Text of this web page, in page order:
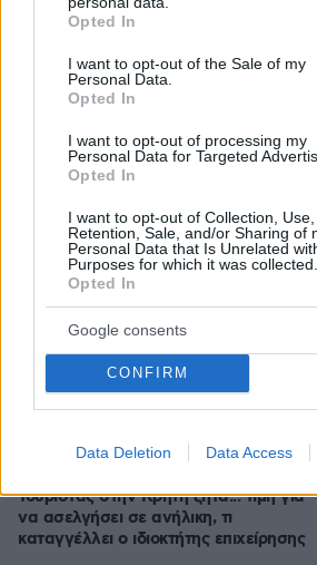
grant or deny consent to Google and its
use your data for below specified
consent section.
Opted In
I want to opt-out of the Sale of my
Personal Data.
Opted In
I want to opt-out of processing my
Personal Data for Targeted
Opted In
I want to opt-out of Collection, Use,
Retention, Sale, and/or Sharing of
Personal Data that Is Unrelated
Purposes for which it was collected.
Opted In
Google consents
CONFIRM
Data Deletion Data Access
Τι έγραφαν οι ξένοι ανταποκριτές σε
τηλεγραφήματά τους από τη Μικρά
Ασία το 1921
08.08.2026, 10:26
Ο «Δράκος» του Λονδίνου: 40χρονος
με προβλήματα όρασης σκότωνε και
βίαζε γυναίκες, η αστυνομία τον είχε
07.08.2026, 22:54
Τουρίστας στην Κρήτη ζητά... τιμή για
να ασελγήσει σε ανήλικη, τι
καταγγέλλει ο ιδιοκτήτης επιχείρησης